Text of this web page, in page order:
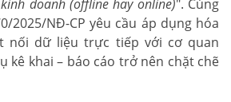
doanh (offline hay online)". Cùng
2025/NĐ-CP yêu cầu áp dụng hóa
nối dữ liệu trực tiếp với cơ quan
kê khai – báo cáo trở nên chặt chẽ